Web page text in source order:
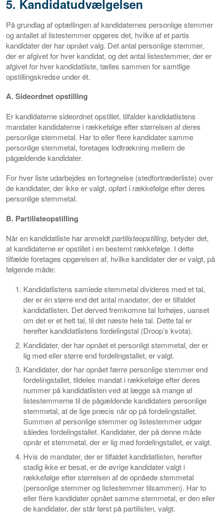
5. Kandidatudvælgelsen
På grundlag af optællingen af kandidaternes personlige stemmer
og antallet af listestemmer opgøres det, hvilke af et partis
kandidater der har opnået valg. Det antal personlige stemmer,
der er afgivet for hver kandidat, og det antal listestemmer, der er
afgivet for hver kandidatliste, tælles sammen for samtlige
opstillingskredse under ét.
A. Sideordnet opstilling
Er kandidaterne sideordnet opstillet, tilfalder kandidatlistens
mandater kandidaterne i rækkefølge efter størrelsen af deres
personlige stemmetal. Har to eller flere kandidater samme
personlige stemmetal, foretages lodtrækning mellem de
pågældende kandidater.
For hver liste udarbejdes en fortegnelse (stedfortræderliste) over
de kandidater, der ikke er valgt, opført i rækkefølge efter deres
personlige stemmetal.
B. Partilisteopstilling
Når en kandidatliste har anmeldtpartilisteopstilling, betyder det,
at kandidaterne er opstillet i en bestemt rækkefølge. I dette
tilfælde foretages opgørelsen af, hvilke kandidater der er valgt, på
følgende måde:
Kandidatlistens samlede stemmetal divideres med et tal,
der er én større end det antal mandater, der er tilfaldet
kandidatlisten. Det derved fremkomne tal forhøjes, uanset
om det er et helt tal, til det næste hele tal. Dette tal er
herefter kandidatlistens fordelingstal (Droop’s kvota).
Kandidater, der har opnået et personligt stemmetal, der er
lig med eller større end fordelingstallet, er valgt.
Kandidater, der har opnået færre personlige stemmer end
fordelingstallet, tildeles mandat i rækkefølge efter deres
nummer på kandidatlisten ved at lægge så mange af
listestemmerne til de pågældende kandidaters personlige
stemmetal, at de lige præcis når op på fordelingstallet.
Summen af personlige stemmer og listestemmer udgør
således fordelingstallet. Kandidater, der på denne måde
opnår et stemmetal, der er lig med fordelingstallet, er valgt.
Hvis de mandater, der er tilfaldet kandidatlisten, herefter
stadig ikke er besat, er de øvrige kandidater valgt i
rækkefølge efter størrelsen af de opnåede stemmetal
(personlige stemmer og listestemmer tilsammen). Har to
eller flere kandidater opnået samme stemmetal, er den eller
de kandidater, der står først på partilisten, valgt.